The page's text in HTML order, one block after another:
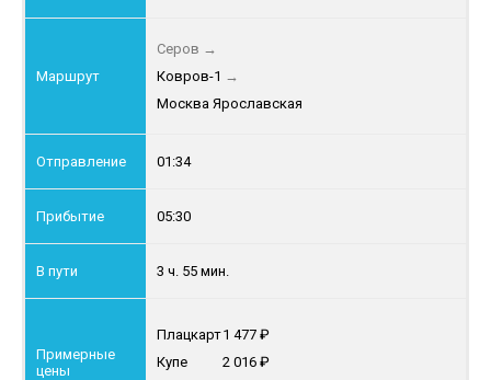
Серов →
Ковров-1 →
Москва Ярославская
01:34
05:30
3 ч. 55 мин.
Плацкарт1 477
Купе
2 016